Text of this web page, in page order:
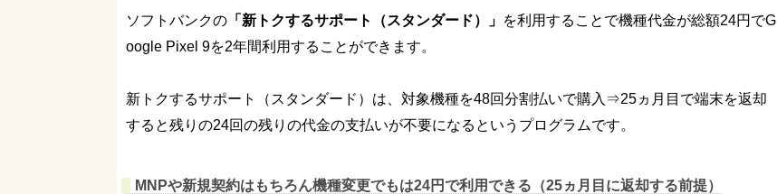
ソフトバンクの 「新トクするサポート（スタンダード）」 を利用することで機種代金が総額24円でG
oogle Pixel 9を2年間利用することができます。
新トクするサポート（スタンダード）は、対象機種を48回分割払いで購入⇒25ヵ月目で端末を返却
すると残りの24回の残りの代金の支払いが不要になるというプログラムです。
MNPや新規契約はもちろん機種変更でもは24円で利用できる（25ヵ月目に返却する前提）